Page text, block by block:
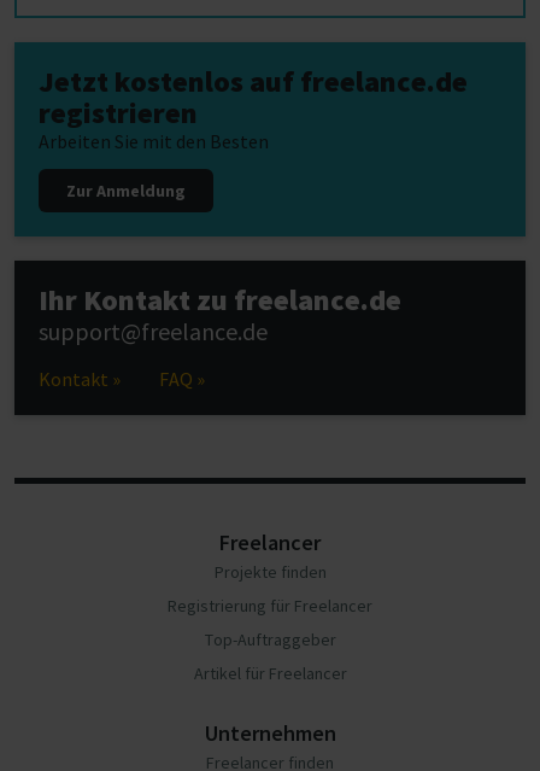
Jetzt kostenlos auf freelance.de
registrieren
Arbeiten Sie mit den Besten
Zur Anmeldung
Ihr Kontakt zu freelance.de
support@freelance.de
Kontakt » FAQ »
Freelancer
Projekte finden
Registrierung für Freelancer
Top-Auftraggeber
Artikel für Freelancer
Unternehmen
Freelancer finden